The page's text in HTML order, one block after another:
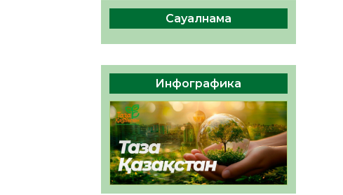
беруге дайын
ӘРБІР ДАУЫС – ҚОҒАМ
ДАМУЫНА ҚОСЫЛҒАН
ҮЛЕС
05.08.2026
36 0
Сауалнама
Инфографика